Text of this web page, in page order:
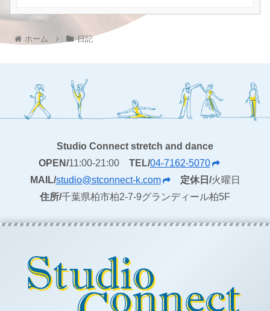
ホーム 日記
Studio Connect stretch and dance
OPEN/11:00-21:00 TEL/04-7162-5070
MAIL/studio@stconnect-k.com 定休日/火曜日
住所/千葉県柏市柏2-7-9グランディール柏5F